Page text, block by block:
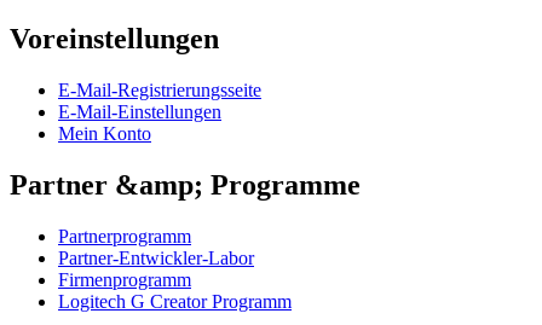
Voreinstellungen
E-Mail-Registrierungsseite
E-Mail-Einstellungen
Mein Konto
Partner &amp; Programme
Partnerprogramm
Partner-Entwickler-Labor
Firmenprogramm
Logitech G Creator Programm